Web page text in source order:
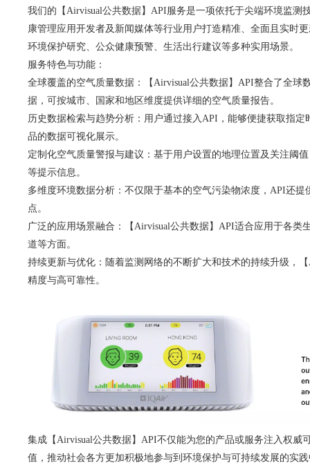
我们的【Airvisual公共数据】API服务是一项依托于尖端环境监
康管理应用开发者及新闻媒体等行业用户打造精准、全面且实时
环境保护研究、公众健康预警、生活出行建议等多种实用场景。
服务特色与功能：
全球覆盖的空气质量数据：【Airvisual公共数据】API整合了全球
据，可按城市、国家和地区维度提供详细的空气质量报告。
历史数据检索与趋势分析：用户通过接入API，能够便捷获取指
品的数据可视化展示。
定制化空气质量警报与建议：基于用户设置的地理位置及关注阈
等提示信息。
多维度环境数据分析：不仅限于基本的空气污染物浓度，API还
点。
广泛的应用场景融合：【Airvisual公共数据】API适合应用于各
道等方面。
持续更新与优化：随着监测网络的不断扩大和技术的持续升级，
精度与高可靠性。
集成【Airvisual公共数据】API不仅能为您的产品或服务注入权
值，推动社会各方更加积极地参与到环境保护与可持续发展的实